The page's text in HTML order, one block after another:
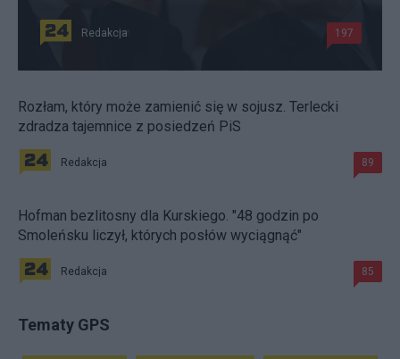
Redakcja 197
Rozłam, który może zamienić się w sojusz. Terlecki
zdradza tajemnice z posiedzeń PiS
Redakcja 89
Hofman bezlitosny dla Kurskiego. "48 godzin po
Smoleńsku liczył, których posłów wyciągnąć"
Redakcja 85
Tematy GPS